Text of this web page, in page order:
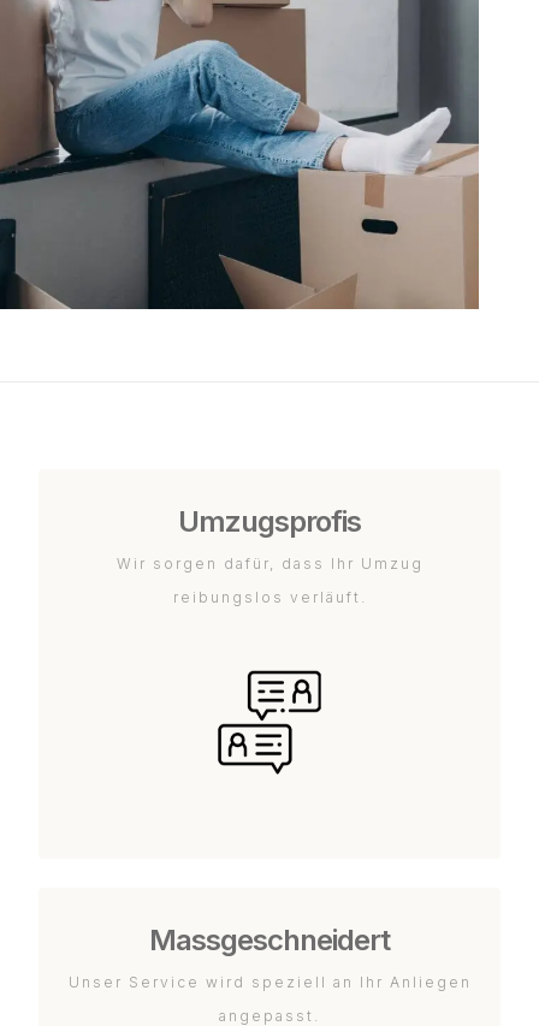
Umzugsprofis
Wir sorgen dafür, dass Ihr Umzug
reibungslos verläuft.
Massgeschneidert
Unser Service wird speziell an Ihr Anliegen
angepasst.